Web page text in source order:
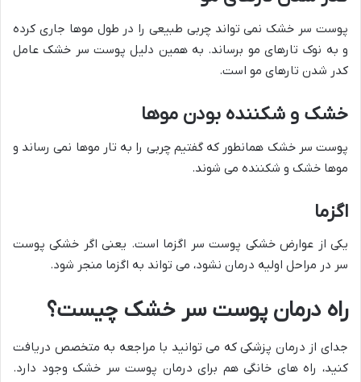
پوست سر خشک نمی تواند چربی طبیعی را در طول موها جاری کرده
و به نوک تارهای مو برساند. به همین دلیل پوست سر خشک عامل
کدر شدن تارهای مو است.
خشک و شکننده بودن موها
پوست سر خشک همانطور که گفتیم چربی را به تار موها نمی رساند و
موها خشک و شکننده می شوند.
اگزما
یکی از عوارض خشکی پوست سر اگزما است. یعنی اگر خشکی پوست
سر در مراحل اولیه درمان نشود، می تواند به اگزما منجر شود.
راه درمان پوست سر خشک چیست؟
جدای از درمان پزشکی که می توانید با مراجعه به متخصص دریافت
کنید، راه های خانگی هم برای درمان پوست سر خشک وجود دارد.